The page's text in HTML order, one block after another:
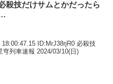
殺技だけサムとかだったら
ID:MrJ38rjR0 必殺技
列車速報 2024/03/10(日)